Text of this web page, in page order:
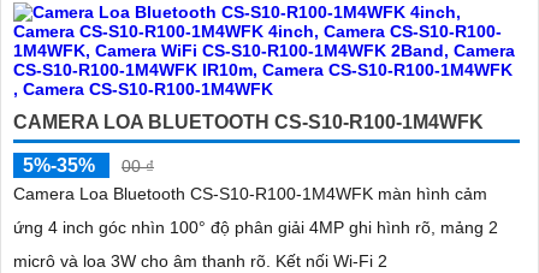
CAMERA LOA BLUETOOTH CS-S10-R100-1M4WFK
5%-35%
00 ₫
Camera Loa Bluetooth CS-S10-R100-1M4WFK màn hình cảm
ứng 4 inch góc nhìn 100° độ phân giải 4MP ghi hình rõ, mảng 2
micrô và loa 3W cho âm thanh rõ. Kết nối Wi-Fi 2